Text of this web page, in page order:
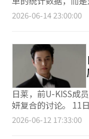
靠过去的成功公式无法保证未来。 最
增长模型。 AI革命既是危机也是机遇。许多人将AI视为一种技术，
在改变人类的智力劳动和产业运
汽车、造船、钢铁
力。现在需要的是制造业与AI的结
造系统、先进物流
领域。韩国必须超
备迎接物理世界与AI结合的物理
改变。 韩国长期以来未能解决首都圈集中问题。企业、人才和资
行为都应准确公正
投票用纸不足而不得
了“你的选票并不
克公园附近的许多
支持者或特定政治
命，而是国民主权
是老一辈需要关注
最高、信息获取能力
的一代。在升学、
州，2025-26学年该
福大学名誉教授迈
响。” 根据《纽约时报》上个月的报道，美国主要城市如洛杉
矶、芝加哥和纽约
人数减少将导致学
预算被削减，部分地
由于生活成本问题
少。例如，西俄勒
万，因出生率下降以
局局长金伯利·阿姆
智能（AI）霸权竞
AI革命正在动摇产业
球秩序正进入供应
业化以来最大的结
以来最为巨大的文
业秩序和新的文明
大规模生产时代，
智力劳动和社会运
去，领土、人口和资
决定了国家的竞争力
万，这意味着在短
的核心群体25至49
年的9.7%。15至
与老年人口的增加
大都市转变为巨型
是整个韩国面临的
总生育率和出生人数
在于人口结构的崩
增长快于医疗和福利
2026-06-14 23:00:00
日莱，前U-KISS成
妍复合的讨论。 11日，日莱通过自己的社交媒体表示：“我找到
了可以共度余生的人，
2026-06-12 17:33:00